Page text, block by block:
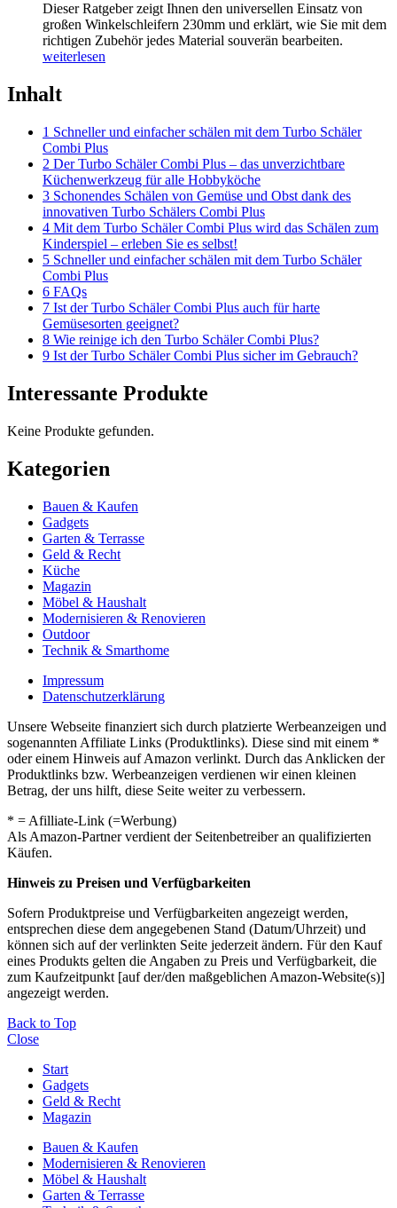
Dieser Ratgeber zeigt Ihnen den universellen Einsatz von
großen Winkelschleifern 230mm und erklärt, wie Sie mit dem
richtigen Zubehör jedes Material souverän bearbeiten.
weiterlesen
Inhalt
1 Schneller und einfacher schälen mit dem Turbo Schäler
Combi Plus
2 Der Turbo Schäler Combi Plus – das unverzichtbare
Küchenwerkzeug für alle Hobbyköche
3 Schonendes Schälen von Gemüse und Obst dank des
innovativen Turbo Schälers Combi Plus
4 Mit dem Turbo Schäler Combi Plus wird das Schälen zum
Kinderspiel – erleben Sie es selbst!
5 Schneller und einfacher schälen mit dem Turbo Schäler
Combi Plus
6 FAQs
7 Ist der Turbo Schäler Combi Plus auch für harte
Gemüsesorten geeignet?
8 Wie reinige ich den Turbo Schäler Combi Plus?
9 Ist der Turbo Schäler Combi Plus sicher im Gebrauch?
Interessante Produkte
Keine Produkte gefunden.
Kategorien
Bauen & Kaufen
Gadgets
Garten & Terrasse
Geld & Recht
Küche
Magazin
Möbel & Haushalt
Modernisieren & Renovieren
Outdoor
Technik & Smarthome
Impressum
Datenschutzerklärung
Unsere Webseite finanziert sich durch platzierte Werbeanzeigen und
sogenannten Affiliate Links (Produktlinks). Diese sind mit einem *
oder einem Hinweis auf Amazon verlinkt. Durch das Anklicken der
Produktlinks bzw. Werbeanzeigen verdienen wir einen kleinen
Betrag, der uns hilft, diese Seite weiter zu verbessern.
* = Afilliate-Link (=Werbung)
Als Amazon-Partner verdient der Seitenbetreiber an qualifizierten
Käufen.
Hinweis zu Preisen und Verfügbarkeiten
Sofern Produktpreise und Verfügbarkeiten angezeigt werden,
entsprechen diese dem angegebenen Stand (Datum/Uhrzeit) und
können sich auf der verlinkten Seite jederzeit ändern. Für den Kauf
eines Produkts gelten die Angaben zu Preis und Verfügbarkeit, die
zum Kaufzeitpunkt [auf der/den maßgeblichen Amazon-Website(s)]
angezeigt werden.
Back to Top
Close
Start
Gadgets
Geld & Recht
Magazin
Bauen & Kaufen
Modernisieren & Renovieren
Möbel & Haushalt
Garten & Terrasse